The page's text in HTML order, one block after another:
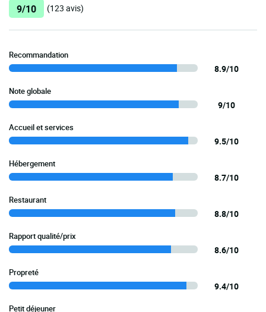
9/10 (123 avis)
Recommandation
8.9/10
Note globale
9/10
Accueil et services
9.5/10
Hébergement
8.7/10
Restaurant
8.8/10
Rapport qualité/prix
8.6/10
Propreté
9.4/10
Petit déjeuner